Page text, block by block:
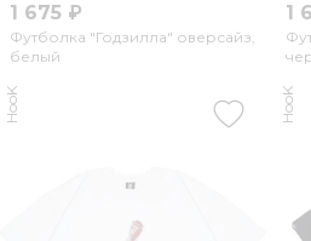
1 675 ₽
Футболка "Годзилла" оверсайз,
белый
1
HooK HooK